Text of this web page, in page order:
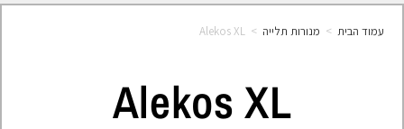
עמוד הבית > מנורות תלייה >
Alekos XL
Alekos XL